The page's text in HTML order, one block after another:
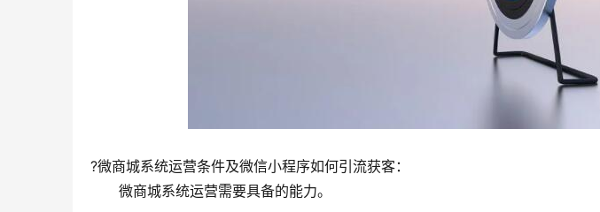
?微商城系统运营条件及微信小程序如何引流获客：
微商城系统运营需要具备的能力。